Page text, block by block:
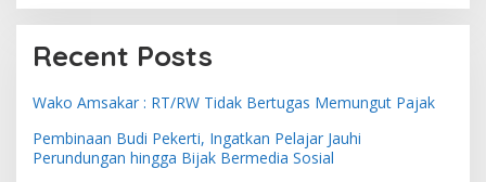
Recent Posts
Wako Amsakar : RT/RW Tidak Bertugas Memungut Pajak
Pembinaan Budi Pekerti, Ingatkan Pelajar Jauhi
Perundungan hingga Bijak Bermedia Sosial